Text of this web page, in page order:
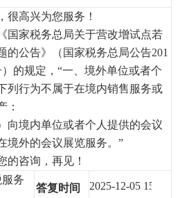
很高兴为您服务！
国家税务总局关于营改增试点若
的公告》（国家税务总局公告201
）的规定，“一、境外单位或者个
列行为不属于在境内销售服务或
：
向境内单位或者个人提供的会议
境外的会议展览服务。”
的咨询，再见！
服务
答复时间 2025-12-05 15:00:54